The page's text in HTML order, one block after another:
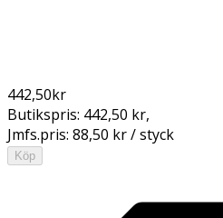
442,50kr
Butikspris: 442,50 kr,
Jmfs.pris: 88,50 kr / styck
Köp